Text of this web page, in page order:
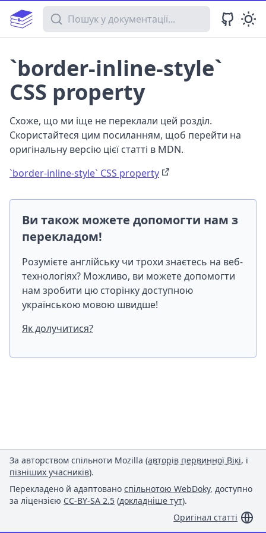
Пошук у документації
`border-inline-style`
CSS property
Схоже, що ми іще не переклали цей розділ.
Скористайтеся цим посиланням, щоб перейти на
оригінальну версію цієї статті в MDN.
`border-inline-style` CSS property
Ви також можете допомогти нам з
перекладом!
Розумієте англійську чи трохи знаєтесь на веб-
технологіях? Можливо, ви можете допомогти
нам зробити цю сторінку доступною
українською мовою швидше!
Як долучитися?
За авторством спільноти Mozilla (авторів первинної Вікі, і
пізніших учасників).
Перекладено й адаптовано спільнотою WebDoky, доступно
за ліцензією CC-BY-SA 2.5 (докладніше тут).
Оригінал статті